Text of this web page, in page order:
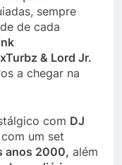
sempre
de cada
& Lord Jr.
a chegar na
com DJ
um set
anos 2000, além